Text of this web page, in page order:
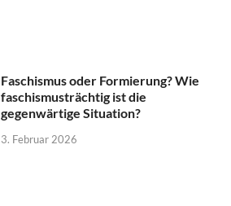
Faschismus oder Formierung? Wie
faschismusträchtig ist die
gegenwärtige Situation?
3. Februar 2026